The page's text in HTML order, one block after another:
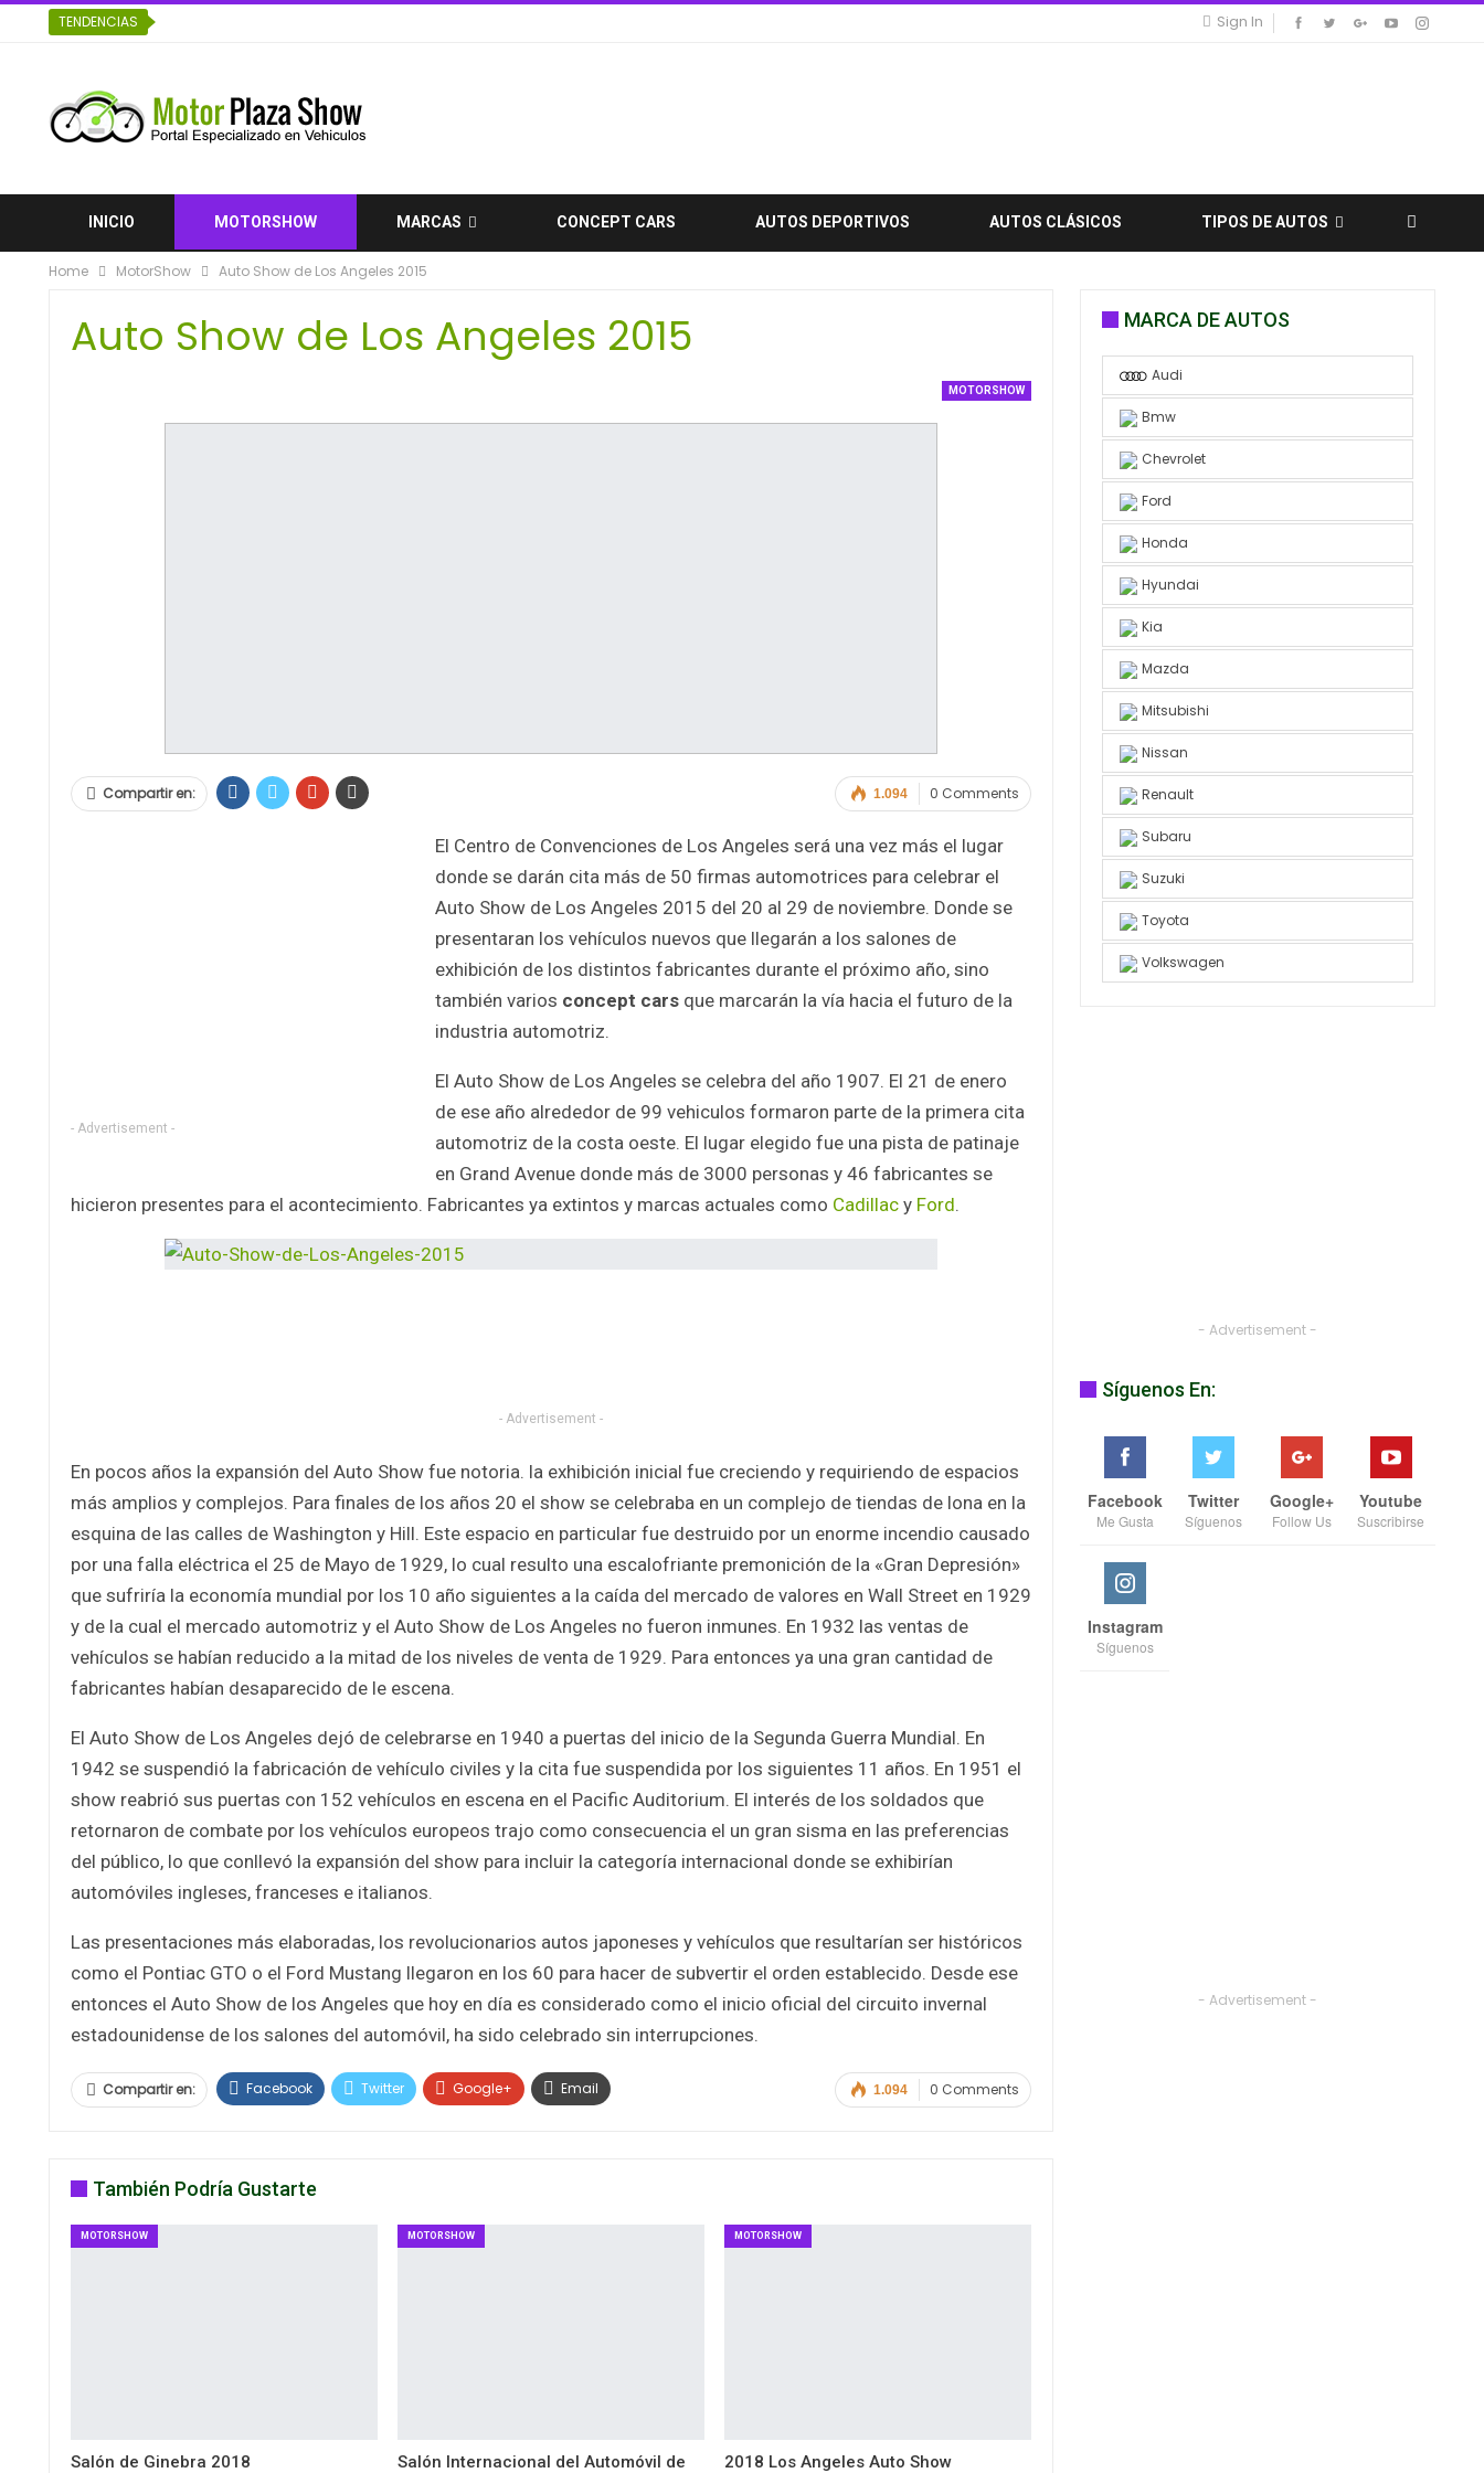
Sign In
TENDENCIAS
INICIO MOTORSHOW MARCAS CONCEPT CARS AUTOS DEPORTIVOS AUTOS CLÁSICOS TIPOS DE AUTOS
ESPECIALES
Home MotorShow Auto Show de Los Angeles 2015
Auto Show de Los Angeles 2015
MOTORSHOW
0 Comments
1.094
Compartir en:
- Advertisement -
El Centro de Convenciones de Los Angeles será una vez más el lugar
donde se darán cita más de 50 firmas automotrices para celebrar el
Auto Show de Los Angeles 2015 del 20 al 29 de noviembre. Donde se
presentaran los vehículos nuevos que llegarán a los salones de
exhibición de los distintos fabricantes durante el próximo año, sino
también varios concept cars que marcarán la vía hacia el futuro de la
industria automotriz.
El Auto Show de Los Angeles se celebra del año 1907. El 21 de enero
de ese año alrededor de 99 vehiculos formaron parte de la primera cita
automotriz de la costa oeste. El lugar elegido fue una pista de patinaje
en Grand Avenue donde más de 3000 personas y 46 fabricantes se
hicieron presentes para el acontecimiento. Fabricantes ya extintos y marcas actuales como Cadillac y Ford.
- Advertisement -
En pocos años la expansión del Auto Show fue notoria. la exhibición inicial fue creciendo y requiriendo de espacios
más amplios y complejos. Para finales de los años 20 el show se celebraba en un complejo de tiendas de lona en la
esquina de las calles de Washington y Hill. Este espacio en particular fue destruido por un enorme incendio causado
por una falla eléctrica el 25 de Mayo de 1929, lo cual resulto una escalofriante premonición de la «Gran Depresión»
que sufriría la economía mundial por los 10 año siguientes a la caída del mercado de valores en Wall Street en 1929
y de la cual el mercado automotriz y el Auto Show de Los Angeles no fueron inmunes. En 1932 las ventas de
vehículos se habían reducido a la mitad de los niveles de venta de 1929. Para entonces ya una gran cantidad de
fabricantes habían desaparecido de le escena.
El Auto Show de Los Angeles dejó de celebrarse en 1940 a puertas del inicio de la Segunda Guerra Mundial. En
1942 se suspendió la fabricación de vehículo civiles y la cita fue suspendida por los siguientes 11 años. En 1951 el
show reabrió sus puertas con 152 vehículos en escena en el Pacific Auditorium. El interés de los soldados que
retornaron de combate por los vehículos europeos trajo como consecuencia el un gran sisma en las preferencias
del público, lo que conllevó la expansión del show para incluir la categoría internacional donde se exhibirían
automóviles ingleses, franceses e italianos.
Las presentaciones más elaboradas, los revolucionarios autos japoneses y vehículos que resultarían ser históricos
como el Pontiac GTO o el Ford Mustang llegaron en los 60 para hacer de subvertir el orden establecido. Desde ese
entonces el Auto Show de los Angeles que hoy en día es considerado como el inicio oficial del circuito invernal
estadounidense de los salones del automóvil, ha sido celebrado sin interrupciones.
0 Comments
1.094
Compartir en: Facebook Twitter Google+ Email
También Podría Gustarte
MOTORSHOW
Salón de Ginebra 2018
MOTORSHOW
Salón Internacional del Automóvil de
MOTORSHOW
2018 Los Angeles Auto Show
MARCA DE AUTOS
Audi
Bmw
Chevrolet
Ford
Honda
Hyundai
Kia
Mazda
Mitsubishi
Nissan
Renault
Subaru
Suzuki
Toyota
Volkswagen
- Advertisement -
Síguenos En:
Facebook
Me Gusta
Twitter
Síguenos
Google+
Follow Us
Youtube
Suscribirse
Instagram
Síguenos
- Advertisement -